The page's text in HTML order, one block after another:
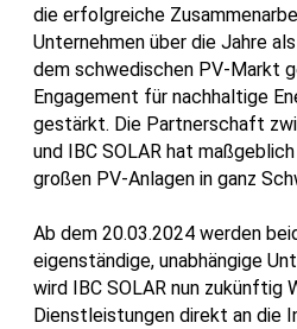
die erfolgreiche
Unternehmen über die Jahre
dem schwedischen PV-Markt
Engagement für nachhaltige
gestärkt. Die Partnerschaft
und IBC SOLAR hat
großen PV-Anlagen in ganz
Ab dem 20.03.2024 werden
eigenständige, unabhängige
wird IBC SOLAR nun zukünftig
Dienstleistungen direkt an die